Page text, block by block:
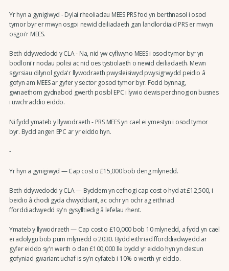
Yr hyn a gynigiwyd - Dylai rheoliadau MEES PRS fod yn berthnasol i osod
tymor byr er mwyn osgoi newid deiliadaeth gan landlordiaid PRS er mwyn
osgoi'r MEES.
Beth ddywedodd y CLA - Na, nid yw cyflwyno MEES i osod tymor byr yn
bodloni'r nodau polisi ac nid oes tystiolaeth o newid deiliadaeth. Mewn
sgyrsiau dilynol gyda'r llywodraeth pwysleisiwyd pwysigrwydd peidio â
gofyn am MEES ar gyfer y sector gosod tymor byr. Fodd bynnag,
gwnaethom gydnabod gwerth posibl EPC i lywio dewis perchnogion busnes
i uwchraddio eiddo.
Ni fydd ymateb y llywodraeth - PRS MEES yn cael ei ymestyn i osod tymor
byr. Bydd angen EPC ar yr eiddo hyn.
-
Yr hyn a gynigiwyd — Cap cost o £15,000 bob deng mlynedd.
Beth ddywedodd y CLA — Byddem yn cefnogi cap cost o hyd at £12,500, i
beidio â chodi gyda chwyddiant, ac ochr yn ochr ag eithriad
fforddiadwyedd sy'n gysylltiedig â lefelau rhent.
Ymateb y llywodraeth — Cap cost o £10,000 bob 10 mlynedd, a fydd yn cael
ei adolygu bob pum mlynedd o 2030. Bydd eithriad fforddiadwyedd ar
gyfer eiddo sy'n werth o dan £100,000 lle bydd yr eiddo hyn yn destun
gofyniad gwariant uchaf is sy'n cyfateb i 10% o werth yr eiddo.